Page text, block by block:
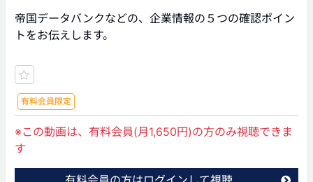
帝国データバンクなどの、企業情報の５つの確認ポイン
トをお伝えします。
有料会員限定
※この動画は、有料会員(月1,650円)の方のみ視聴できま
す